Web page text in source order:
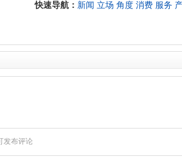
快速导航： 新闻 立场 角度 消费 服务